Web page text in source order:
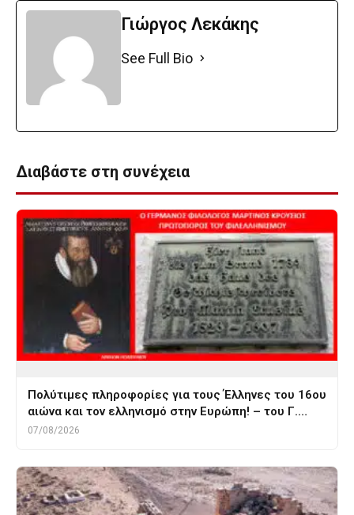
Γιώργος Λεκάκης
See Full Bio
Διαβάστε στη συνέχεια
Πολύτιμες πληροφορίες για τους Έλληνες του 16ου
αιώνα και τον ελληνισμό στην Ευρώπη! – του Γ.…
07/08/2026